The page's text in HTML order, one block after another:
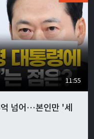
11:55
넘어…본인만 '세